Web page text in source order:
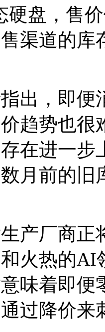
硬盘，售
渠道的
，即便
趋势也很
在进一
月前的旧
厂商正
火热的AI
味着即便
过降价来